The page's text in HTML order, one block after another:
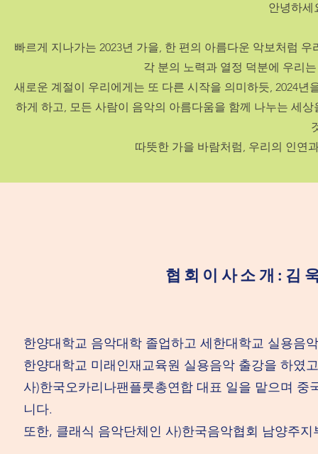
안녕하세
빠르게 지나가는 2023년 가을, 한 편의 아름다운 악보처럼
각 분의 노력과 열정 덕분에 우리
새로운 계절이 우리에게는 또 다른 시작을 의미하듯, 2024
하게 하고, 모든 사람이 음악의 아름다움을 함께 나누는 세
따뜻한 가을 바람처럼, 우리의 인연
협회이사소개:김
한양대학교 음악대학 졸업하고 세한대학교 실용음
한양대학교 미래인재교육원 실용음악 출강을 하였
사)한국오카리나팬플룻총연합 대표 일을 맡으며
니다.
또한, 클래식 음악단체인 사)한국음악협회 남양주